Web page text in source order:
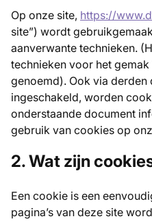
Op onze site, https://
site”) wordt
aanverwante technieken.
technieken voor het
genoemd). Ook via derden
ingeschakeld, worden
onderstaande document
gebruik van cookies op
2. Wat zijn
Een cookie is een
pagina’s van deze site